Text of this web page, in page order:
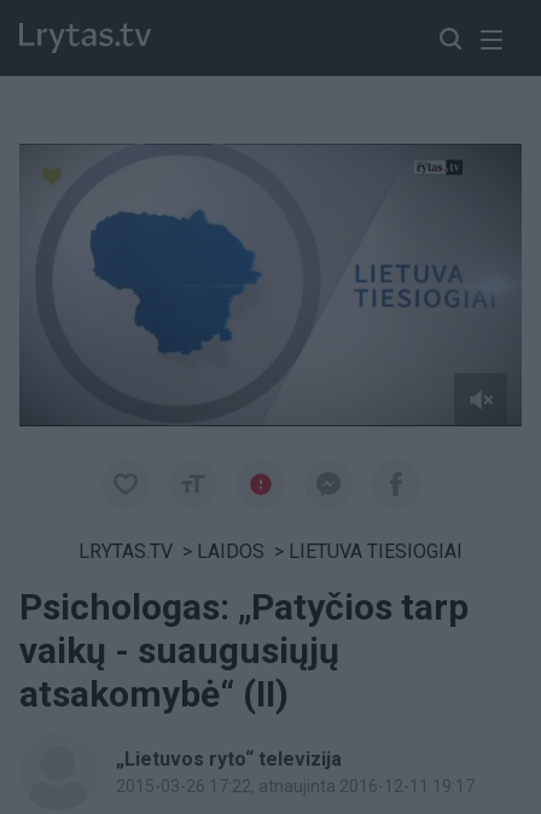
LRYTAS.TV > LAIDOS > LIETUVA TIESIOGIAI
Psichologas: „Patyčios tarp
vaikų - suaugusiųjų
atsakomybė“ (II)
„Lietuvos ryto“ televizija
2015-03-26 17:22, atnaujinta 2016-12-11 19:17